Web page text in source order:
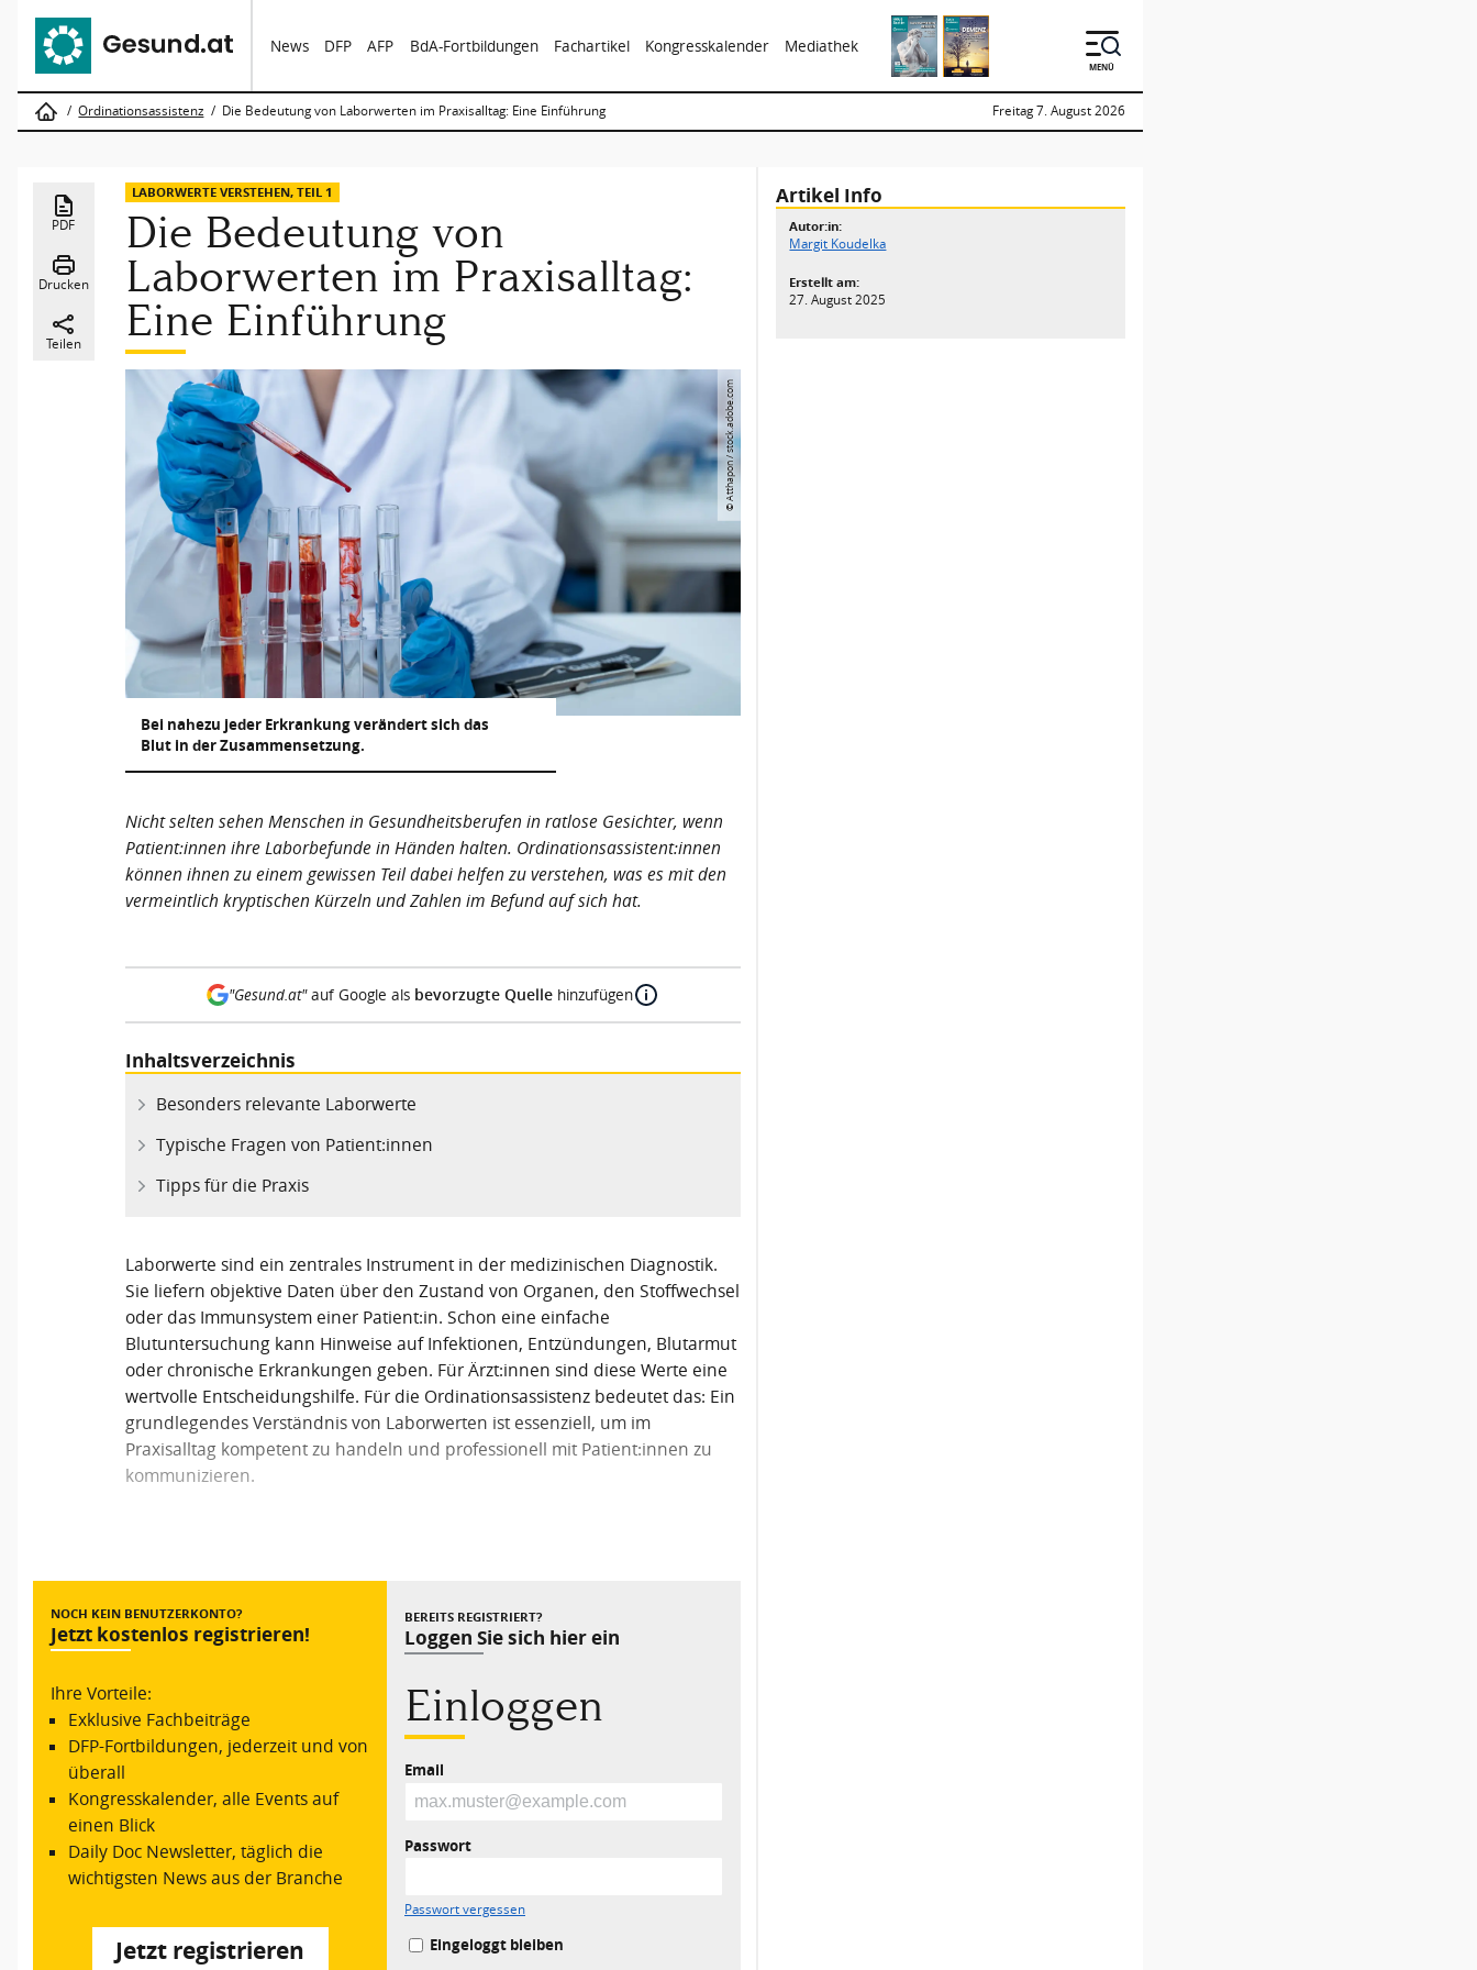
News DFP AFP BdA-Fortbildungen Fachartikel Kongresskalender Mediathek
MENÜ
Ordinationsassistenz Die Bedeutung von Laborwerten im Praxisalltag: Eine Einführung Freitag 7. August 2026
PDF
Drucken
Teilen
LABORWERTE VERSTEHEN, TEIL 1
Die Bedeutung von
Laborwerten im Praxisalltag:
Eine Einführung
Bei nahezu jeder Erkrankung verändert sich das
Blut in der Zusammensetzung.
© Atthapon / stock.adobe.com
Nicht selten sehen Menschen in Gesundheitsberufen in ratlose Gesichter, wenn
Patient:innen ihre Laborbefunde in Händen halten. Ordinationsassistent:innen
können ihnen zu einem gewissen Teil dabei helfen zu verstehen, was es mit den
vermeintlich kryptischen Kürzeln und Zahlen im Befund auf sich hat.
"Gesund.at"auf Google als bevorzugte Quellehinzufügen
Inhaltsverzeichnis
Besonders relevante Laborwerte
Typische Fragen von Patient:innen
Tipps für die Praxis
Laborwerte sind ein zentrales Instrument in der medizinischen Diagnostik.
Sie liefern objektive Daten über den Zustand von Organen, den Stoffwechsel
oder das Immunsystem einer Patient:in. Schon eine einfache
Blutuntersuchung kann Hinweise auf Infektionen, Entzündungen, Blutarmut
oder chronische Erkrankungen geben. Für Ärzt:innen sind diese Werte eine
wertvolle Entscheidungshilfe. Für die Ordinationsassistenz bedeutet das: Ein
grundlegendes Verständnis von Laborwerten ist essenziell, um im
Praxisalltag kompetent zu handeln und professionell mit Patient:innen zu
kommunizieren.
NOCH KEIN BENUTZERKONTO?
Jetzt kostenlos registrieren!
Ihre Vorteile:
Exklusive Fachbeiträge
DFP-Fortbildungen, jederzeit und von
überall
Kongresskalender, alle Events auf
einen Blick
Daily Doc Newsletter, täglich die
wichtigsten News aus der Branche
Jetzt registrieren
BEREITS REGISTRIERT?
Loggen Sie sich hier ein
Einloggen
Email
Passwort
Passwort vergessen
Eingeloggt bleiben
Artikel Info
Autor:in:
Margit Koudelka
Erstellt am:
27. August 2025